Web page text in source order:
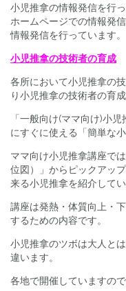
小児推拿の情報発信を行っ
ホームページでの情報発
情報発信を行っています。
小児推拿の技術者の育成
各所において小児推拿の
り小児推拿の技術者の育
「一般向け(ママ向け)小
にすぐに使える「簡単な
ママ向け小児推拿講座で
位図）」からピックアッ
来る小児推拿を紹介してい
講座は発熱・体質向上・
するための内容です。
小児推拿のツボは大人と
違います。
各地で開催していますの